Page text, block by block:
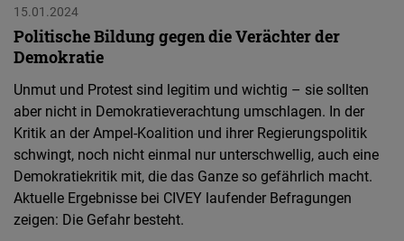
15.01.2024
Politische Bildung gegen die Verächter der
Demokratie
Unmut und Protest sind legitim und wichtig – sie sollten
aber nicht in Demokratieverachtung umschlagen. In der
Kritik an der Ampel-Koalition und ihrer Regierungspolitik
schwingt, noch nicht einmal nur unterschwellig, auch eine
Demokratiekritik mit, die das Ganze so gefährlich macht.
Aktuelle Ergebnisse bei CIVEY laufender Befragungen
zeigen: Die Gefahr besteht.